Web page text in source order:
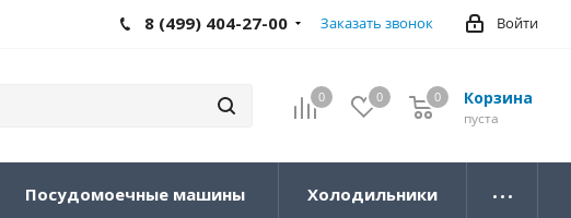
Войти
8 (499) 404-27-00 Заказать звонок
0 0 Корзина
0
пуста
0
Посудомоечные машины Холодильники